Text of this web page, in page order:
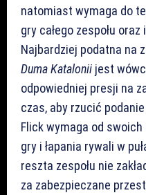
natomiast wymaga do
gry całego zespołu
Najbardziej podatna na
Duma Katalonii jest
odpowiedniej presji na
czas, aby rzucić
Flick wymaga od
gry i łapania rywali w
reszta zespołu nie
za zabezpieczane